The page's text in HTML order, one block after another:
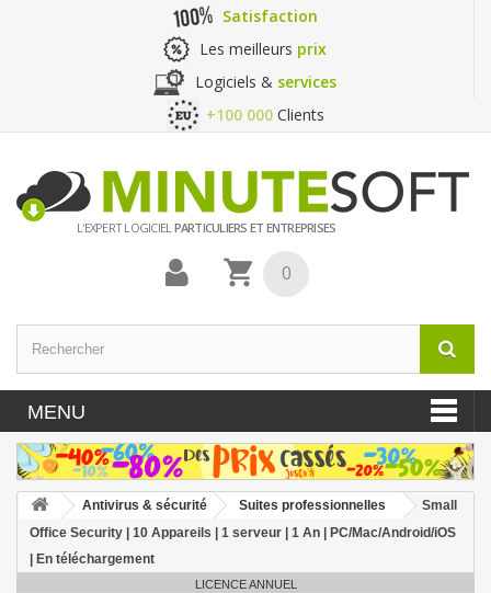
Satisfaction
Les meilleurs prix
Logiciels & services
+100 000 Clients
L'EXPERT LOGICIELPARTICULIERS ET ENTREPRISES
0
MENU
Antivirus & sécurité Suites professionnelles
Small
Office Security | 10 Appareils | 1 serveur | 1 An | PC/Mac/Android/iOS
| En téléchargement
LICENCE ANNUEL